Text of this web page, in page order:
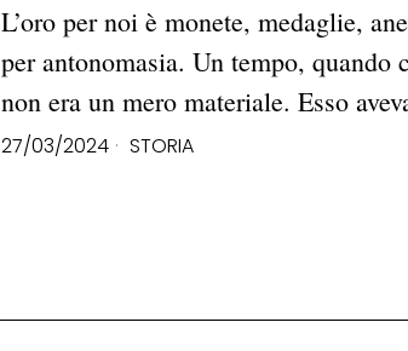
L’oro per noi è monete, medaglie,
per antonomasia. Un tempo, quando
non era un mero materiale. Esso
27/03/2024 STORIA